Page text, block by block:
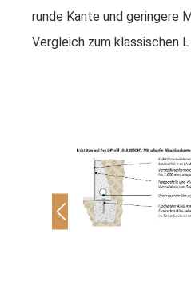
runde Kante und geringere
Vergleich zum klassischen